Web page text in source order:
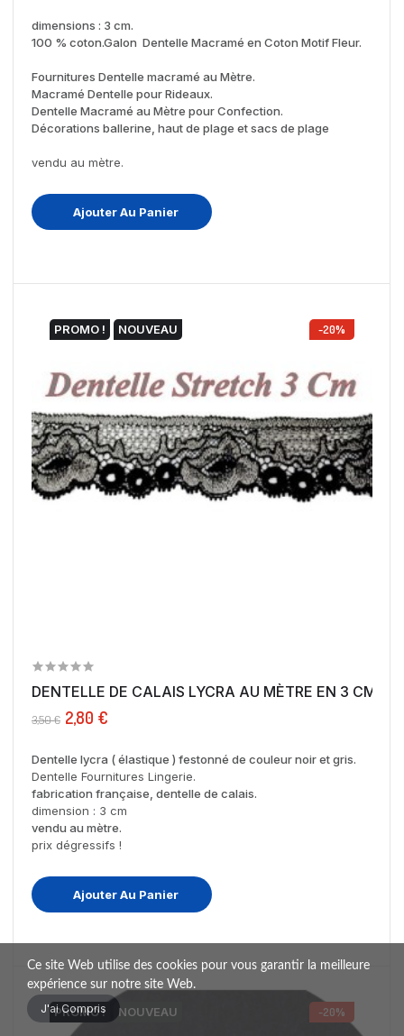
dimensions : 3 cm.
100 % coton.Galon Dentelle Macramé en Coton Motif Fleur.
Fournitures Dentelle macramé au Mètre.
Macramé Dentelle pour Rideaux.
Dentelle Macramé au Mètre pour Confection.
Décorations ballerine, haut de plage et sacs de plage
vendu au mètre.
Ajouter Au Panier
PROMO ! NOUVEAU -20%
DENTELLE DE CALAIS LYCRA AU MÈTRE EN 3 CM
3,50 € 2,80 €
Dentelle lycra ( élastique ) festonné de couleur noir et gris.
Dentelle Fournitures Lingerie.
fabrication française, dentelle de calais.
dimension : 3 cm
vendu au mètre.
prix dégressifs !
Ajouter Au Panier
PROMO ! NOUVEAU -20%
Ce site Web utilise des cookies pour vous garantir la meilleure
expérience sur notre site Web.
J'ai Compris